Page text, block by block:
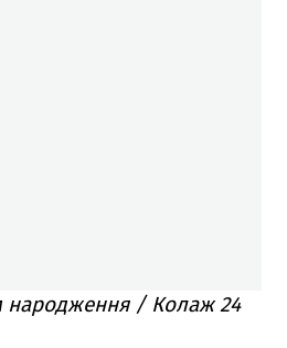
народження / Колаж 24